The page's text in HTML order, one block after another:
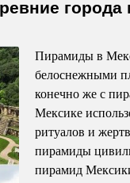
города
Пирамиды в
белоснежными
конечно же с
Мексике
ритуалов и
пирамиды
пирамид